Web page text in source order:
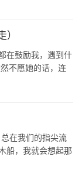
在鼓励我，遇到什
不愿她的话，连
我们的指尖流
船，我就会想起那